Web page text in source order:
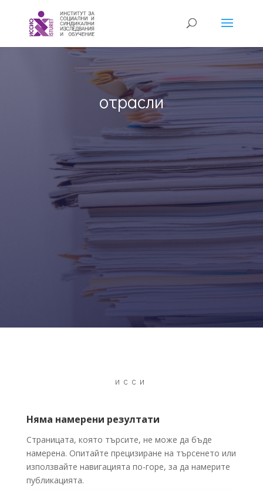
отрасли
ИССИ
Няма намерени резултати
Страницата, която търсите, не може да бъде
намерена. Опитайте прецизиране на търсенето или
използвайте навигацията по-горе, за да намерите
публикацията.